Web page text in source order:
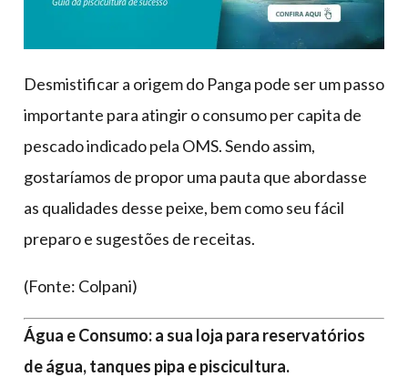
Desmistificar a origem do Panga pode ser um passo
importante para atingir o consumo per capita de
pescado indicado pela OMS. Sendo assim,
gostaríamos de propor uma pauta que abordasse
as qualidades desse peixe, bem como seu fácil
preparo e sugestões de receitas.
(Fonte: Colpani)
Água e Consumo: a sua loja para reservatórios
de água, tanques pipa e piscicultura.